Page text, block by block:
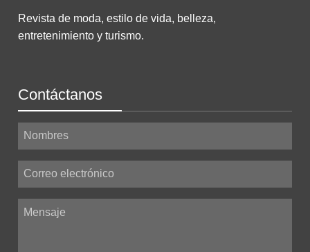
Revista de moda, estilo de vida, belleza,
entretenimiento y turismo.
Contáctanos
Nombres
Correo electrónico
Mensaje